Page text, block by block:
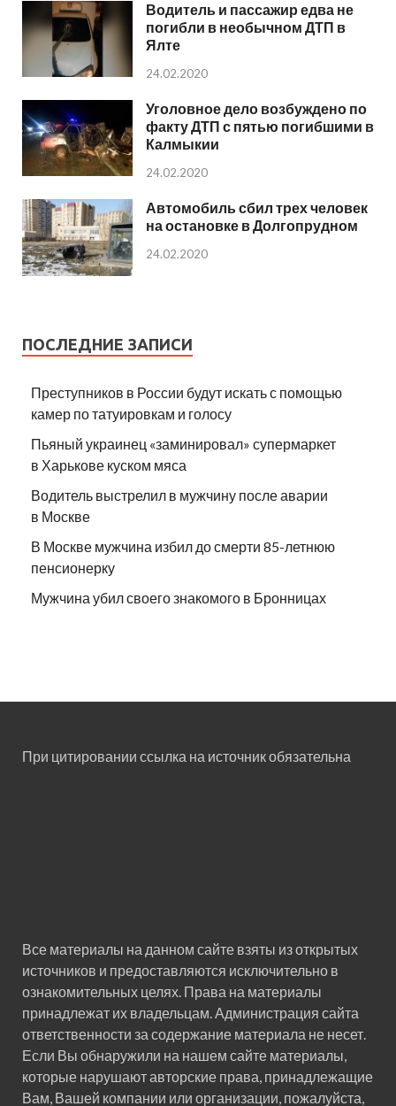
Водитель и пассажир едва не
погибли в необычном ДТП в
Ялте
24.02.2020
Уголовное дело возбуждено по
факту ДТП с пятью погибшими в
Калмыкии
24.02.2020
Автомобиль сбил трех человек
на остановке в Долгопрудном
24.02.2020
ПОСЛЕДНИЕ ЗАПИСИ
Преступников в России будут искать с помощью
камер по татуировкам и голосу
Пьяный украинец «заминировал» супермаркет
в Харькове куском мяса
Водитель выстрелил в мужчину после аварии
в Москве
В Москве мужчина избил до смерти 85-летнюю
пенсионерку
Мужчина убил своего знакомого в Бронницах
При цитировании ссылка на источник обязательна
Все материалы на данном сайте взяты из открытых
источников и предоставляются исключительно в
ознакомительных целях. Права на материалы
принадлежат их владельцам. Администрация сайта
ответственности за содержание материала не несет.
Если Вы обнаружили на нашем сайте материалы,
которые нарушают авторские права, принадлежащие
Вам, Вашей компании или организации, пожалуйста,